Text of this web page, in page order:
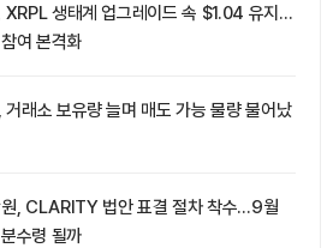
XRPL 생태계 업그레이드 속 $1.04 유지…
여 본격화
거래소 보유량 늘며 매도 가능 물량 불어났
원, CLARITY 법안 표결 절차 착수…9월
수령 될까